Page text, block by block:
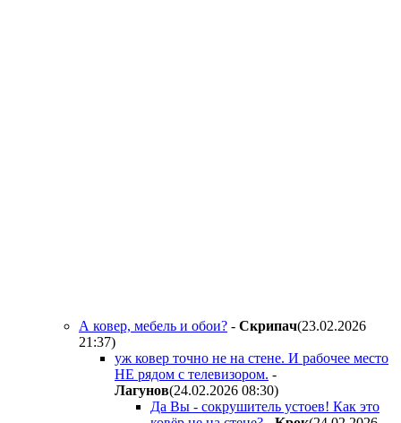
А ковер, мебель и обои? - Cкpипaч(23.02.2026
21:37)
уж ковер точно не на стене. И рабочее место
НЕ рядом с телевизором. -
Лaгyнoв(24.02.2026 08:30)
Да Вы - сокрушитель устоев! Как это